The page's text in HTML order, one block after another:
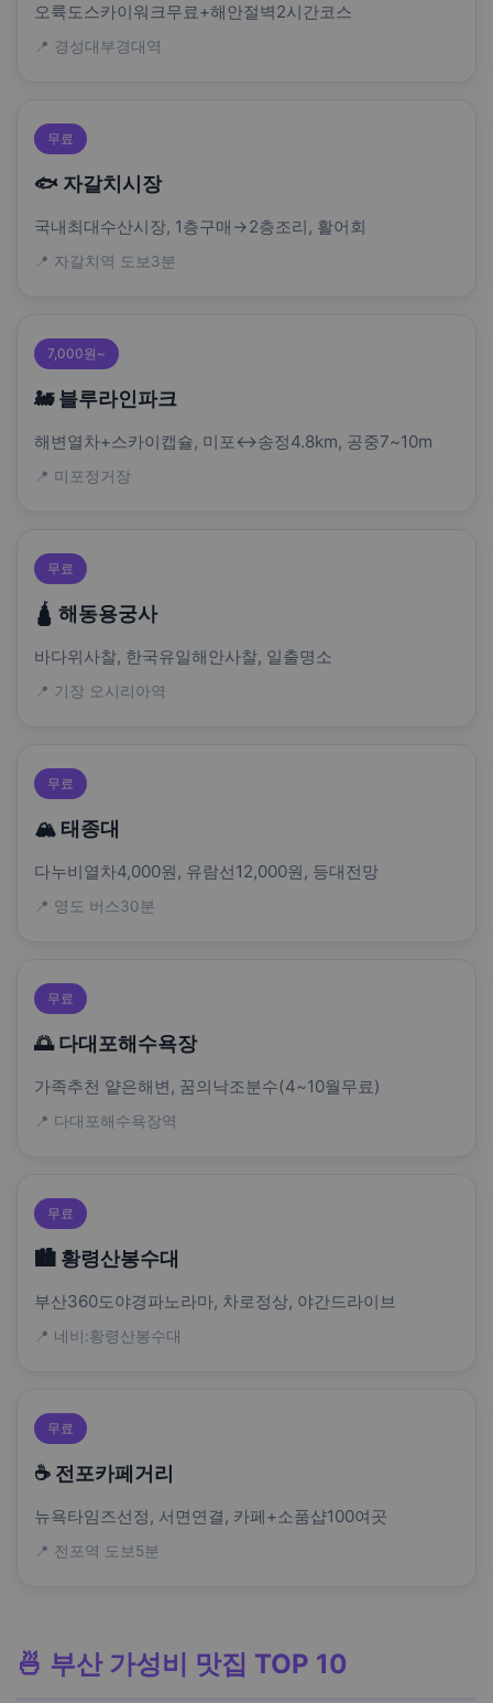
오륙도스카이워크무료+해안절벽2시간코스
📍 경성대부경대역
무료
🐟 자갈치시장
국내최대수산시장, 1층구매→2층조리, 활어회
📍 자갈치역 도보3분
7,000원~
🚂 블루라인파크
해변열차+스카이캡슐, 미포↔송정4.8km, 공중7~10m
📍 미포정거장
무료
🛕 해동용궁사
바다위사찰, 한국유일해안사찰, 일출명소
📍 기장 오시리아역
무료
🏔️ 태종대
다누비열차4,000원, 유람선12,000원, 등대전망
📍 영도 버스30분
무료
🌅 다대포해수욕장
가족추천 얕은해변, 꿈의낙조분수(4~10월무료)
📍 다대포해수욕장역
무료
🏙️ 황령산봉수대
부산360도야경파노라마, 차로정상, 야간드라이브
📍 네비:황령산봉수대
무료
☕ 전포카페거리
뉴욕타임즈선정, 서면연결, 카페+소품샵100여곳
📍 전포역 도보5분
🍜 부산 가성비 맛집 TOP 10